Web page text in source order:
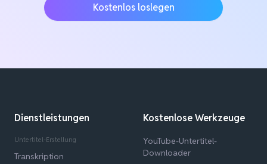
Kostenlos loslegen
Dienstleistungen
Untertitel-Erstellung
Transkription
Kostenlose Werkzeuge
YouTube-Untertitel-
Downloader